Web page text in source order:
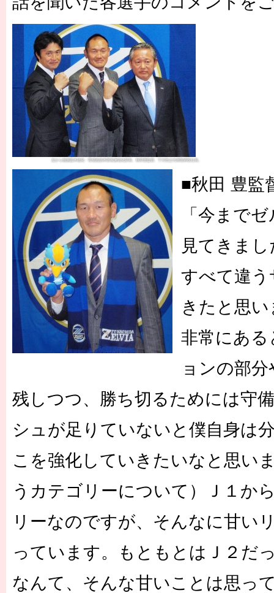
左から楠瀬直木強化・育成統括本部長兼強化部長、秋田豊監督、下川浩之代表取締役社長。
■秋田 豊監
「今まで
見てきま
すべて違
きたと思
非常にあ
ョンの部
残しつつ、勝ち切るためには守
シュが足りていないと僕自身は
こを強化していきたいなと思い
うカテゴリーについて）Ｊ１か
リーなのですが、そんなに甘い
っています。もともとはＪ２だ
なんて、そんな甘いことは思っ